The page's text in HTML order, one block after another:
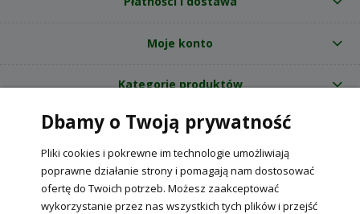
Moje konto
Kategorie produktów
O nas
Internetowy sklep ogrodniczy z nasionami RajOgrodnika.pl
NIP: 6090037061, REGON: 260240470 | Czarnca, ul. Tęczowa 31, 29-100
Włoszczowa
Dbamy o Twoją prywatność
Pliki cookies i pokrewne im technologie umożliwiają
poprawne działanie strony i pomagają nam dostosować
ofertę do Twoich potrzeb. Możesz zaakceptować
wykorzystanie przez nas wszystkich tych plików i przejść